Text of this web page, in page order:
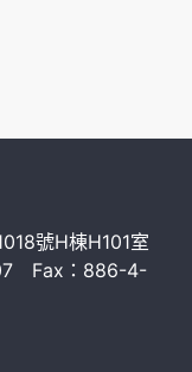
號H棟H101室
Fax：886-4-